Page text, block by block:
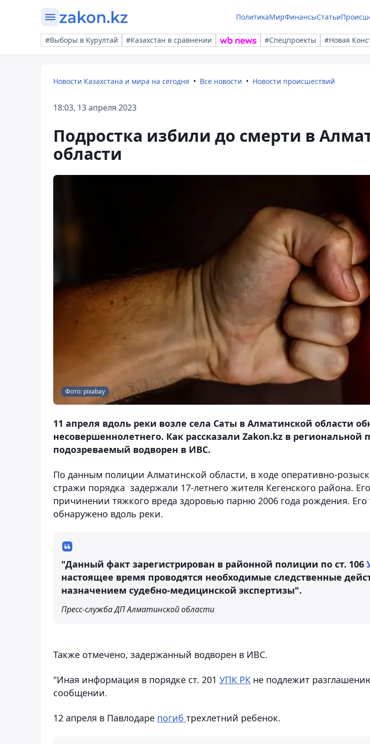
ПолитикаМирФинансыСтатьи
#Выборы в Курултай #Казахстан в сравнении #Спецпроекты #Новая
Новости Казахстана и мира на сегодня Все новости Новости происшествий
18:03, 13 апреля 2023
Подростка избили до смерти в
области
Фото: pixabay
11 апреля вдоль реки возле села Саты в Алматинской области
несовершеннолетнего. Как рассказали Zakon.kz в региональной
подозреваемый водворен в ИВС.
По данным полиции Алматинской области, в ходе оперативно-
стражи порядка задержали 17-летнего жителя Кегенского района.
причинении тяжкого вреда здоровью парню 2006 года рождения. Его
обнаружено вдоль реки.
"Данный факт зарегистрирован в районной полиции по ст. 106
настоящее время проводятся необходимые следственные
назначением судебно-медицинской экспертизы".
Пресс-служба ДП Алматинской области
Также отмечено, задержанный водворен в ИВС.
"Иная информация в порядке ст. 201 УПК РК не подлежит
сообщении.
12 апреля в Павлодаре погиб трехлетний ребенок.